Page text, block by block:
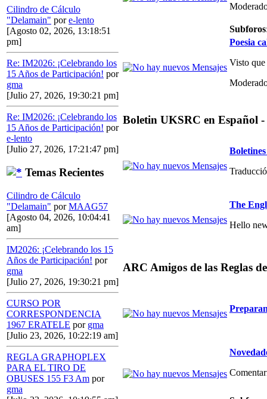
Cilindro de Cálculo
"Delamain" pore-lento
[Agosto 02, 2026, 13:18:51
pm]
Re: IM2026: ¡Celebrando los
15 Años de Participación! por
gma
[Julio 27, 2026, 19:30:21 pm]
Re: IM2026: ¡Celebrando los
15 Años de Participación! por
e-lento
[Julio 27, 2026, 17:21:47 pm]
Temas Recientes
Cilindro de Cálculo
"Delamain" porMAAG57
[Agosto 04, 2026, 10:04:41
am]
IM2026: ¡Celebrando los 15
Años de Participación! por
gma
[Julio 27, 2026, 19:30:21 pm]
CURSO POR
CORRESPONDENCIA
1967 ERATELE por gma
[Julio 23, 2026, 10:22:19 am]
REGLA GRAPHOPLEX
PARA EL TIRO DE
OBUSES 155 F3 Am por
gma
Subforos
Poesia
Visto que
Boletin UKSRC en Español
The
Hello
ARC Amigos de las Reglas